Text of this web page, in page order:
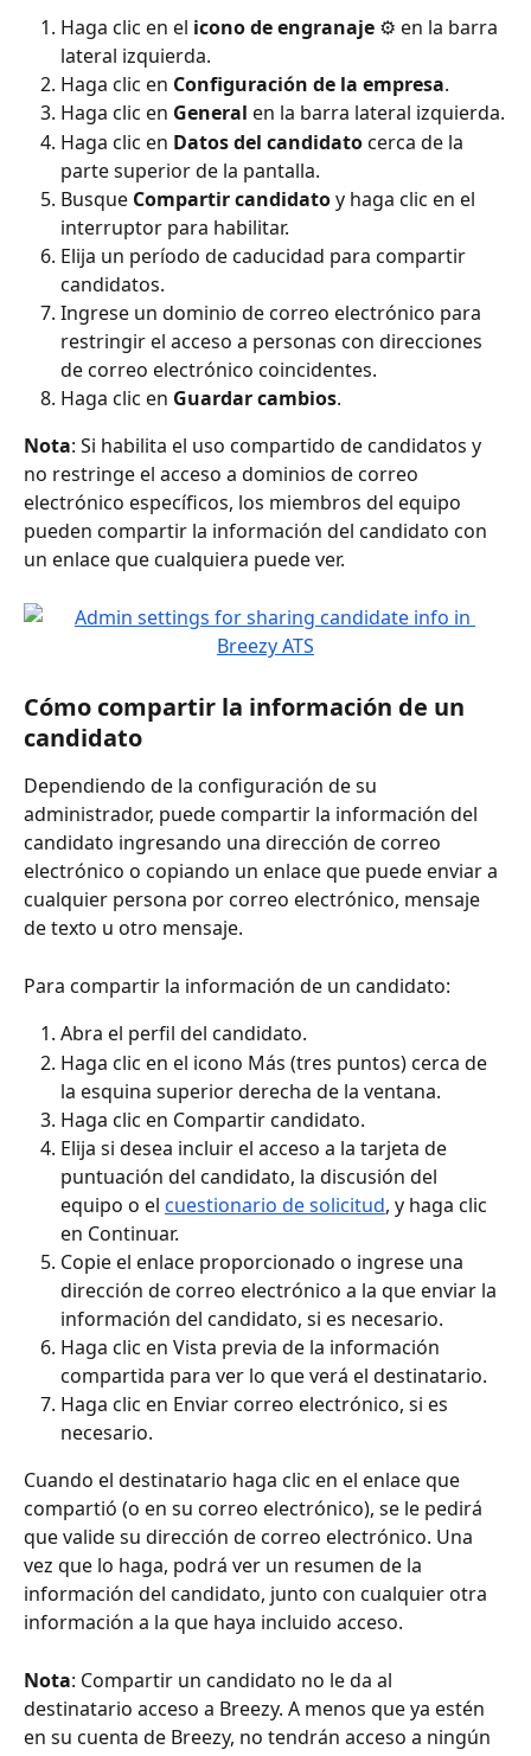
Haga clic en el icono de engranaje ⚙️ en la barra
lateral izquierda.
Haga clic en Configuración de la empresa.
Haga clic en General en la barra lateral izquierda.
Haga clic en Datos del candidato cerca de la
parte superior de la pantalla.
Busque Compartir candidato y haga clic en el
interruptor para habilitar.
Elija un período de caducidad para compartir
candidatos.
Ingrese un dominio de correo electrónico para
restringir el acceso a personas con direcciones
de correo electrónico coincidentes.
Haga clic en Guardar cambios.
Nota: Si habilita el uso compartido de candidatos y
no restringe el acceso a dominios de correo
electrónico específicos, los miembros del equipo
pueden compartir la información del candidato con
un enlace que cualquiera puede ver.
Cómo compartir la información de un
candidato
Dependiendo de la configuración de su
administrador, puede compartir la información del
candidato ingresando una dirección de correo
electrónico o copiando un enlace que puede enviar a
cualquier persona por correo electrónico, mensaje
de texto u otro mensaje.
Para compartir la información de un candidato:
Abra el perfil del candidato.
Haga clic en el icono Más (tres puntos) cerca de
la esquina superior derecha de la ventana.
Haga clic en Compartir candidato.
Elija si desea incluir el acceso a la tarjeta de
puntuación del candidato, la discusión del
equipo o el cuestionario de solicitud, y haga clic
en Continuar.
Copie el enlace proporcionado o ingrese una
dirección de correo electrónico a la que enviar la
información del candidato, si es necesario.
Haga clic en Vista previa de la información
compartida para ver lo que verá el destinatario.
Haga clic en Enviar correo electrónico, si es
necesario.
Cuando el destinatario haga clic en el enlace que
compartió (o en su correo electrónico), se le pedirá
que valide su dirección de correo electrónico. Una
vez que lo haga, podrá ver un resumen de la
información del candidato, junto con cualquier otra
información a la que haya incluido acceso.
Nota: Compartir un candidato no le da al
destinatario acceso a Breezy. A menos que ya estén
en su cuenta de Breezy, no tendrán acceso a ningún